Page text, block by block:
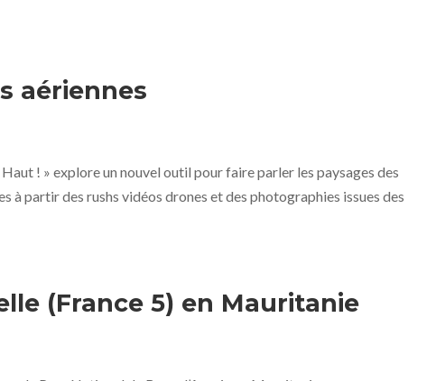
aériennes
! » explore un nouvel outil pour faire parler les paysages des
à partir des rushs vidéos drones et des photographies issues des
(France 5) en Mauritanie